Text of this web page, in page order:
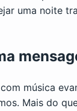
uma noite
música
Mais do